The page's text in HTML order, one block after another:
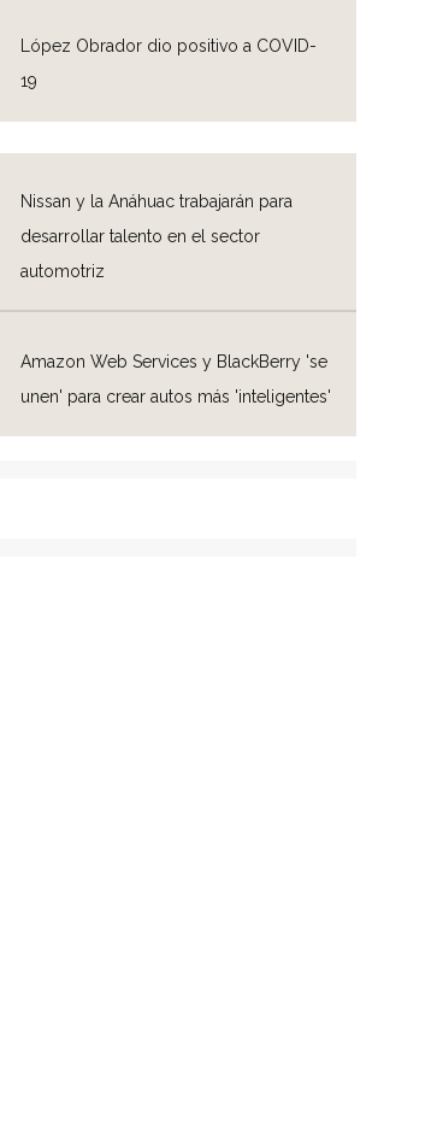
López Obrador dio positivo a COVID-
19
Nissan y la Anáhuac trabajarán para
desarrollar talento en el sector
automotriz
Amazon Web Services y BlackBerry 'se
unen' para crear autos más 'inteligentes'